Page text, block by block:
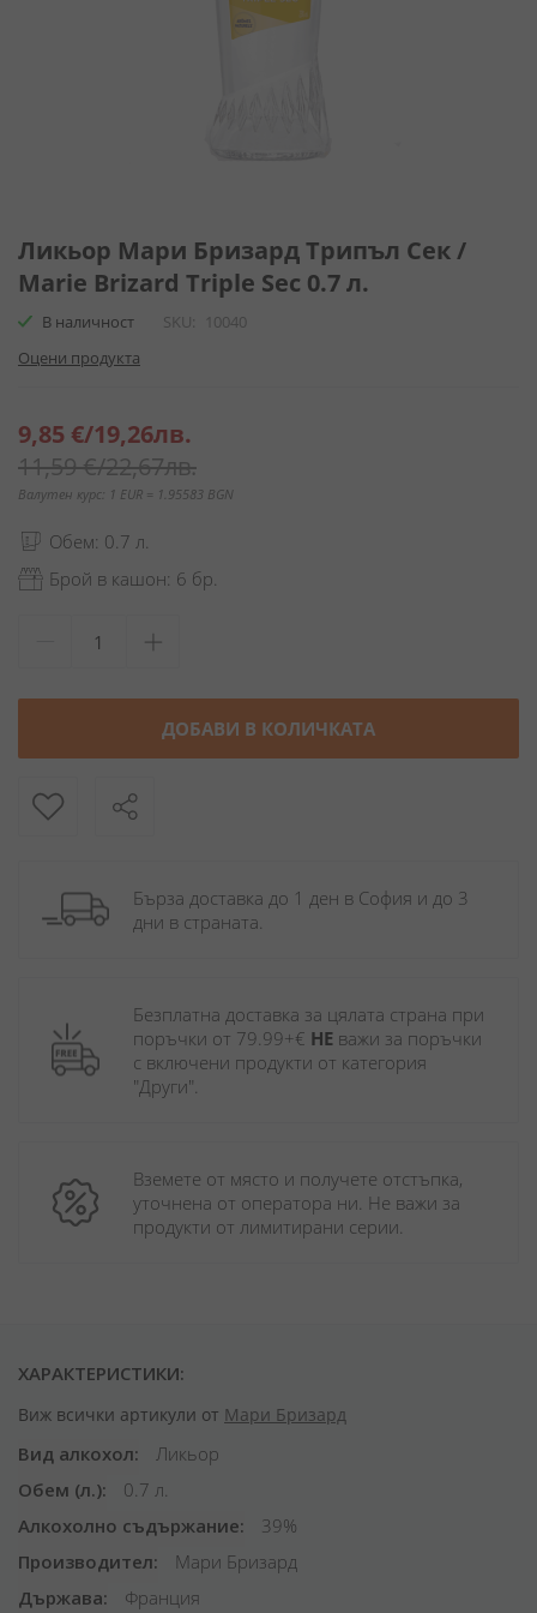
към
началото
на
галерия
снимки
Ликьор Мари Бризард Трипъл Сек /
Marie Brizard Triple Sec 0.7 л.
В наличност SKU
10040
Оцени продукта
Специална
цена
9,85 €/19,26лв.
11,59 €/22,67лв.
Валутен курс: 1 EUR = 1.95583 BGN
Обем: 0.7 л.
Брой в кашон: 6 бр.
ДОБАВИ В КОЛИЧКАТА
Бърза доставка до 1 ден в София и до 3
дни в страната.
Безплатна доставка за цялата страна при
поръчки от 79.99+€ НЕ важи за поръчки
с включени продукти от категория
"Други".
Вземете от място и получете отстъпка,
уточнена от оператора ни. Не важи за
продукти от лимитирани серии.
ХАРАКТЕРИСТИКИ:
Виж всички артикули от Мари Бризард
Вид алкохол
Ликьор
Обем (л.)
0.7 л.
Алкохолно съдържание
39%
Производител
Мари Бризард
Държава
Франция